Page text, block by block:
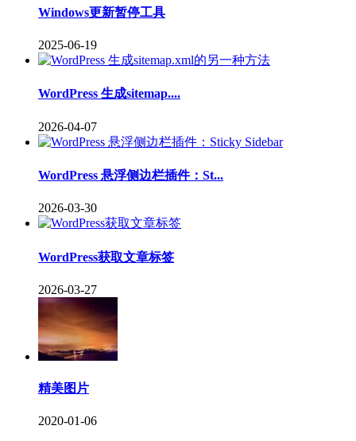
Windows更新暂停工具
2025-06-19
WordPress 生成sitemap....
2026-04-07
WordPress 悬浮侧边栏插件：St...
2026-03-30
WordPress获取文章标签
2026-03-27
精美图片
2020-01-06